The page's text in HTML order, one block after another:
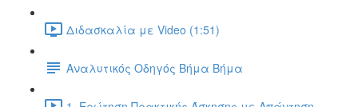
Διδασκαλία με Video (1:51)
Αναλυτικός Οδηγός Βήμα Βήμα